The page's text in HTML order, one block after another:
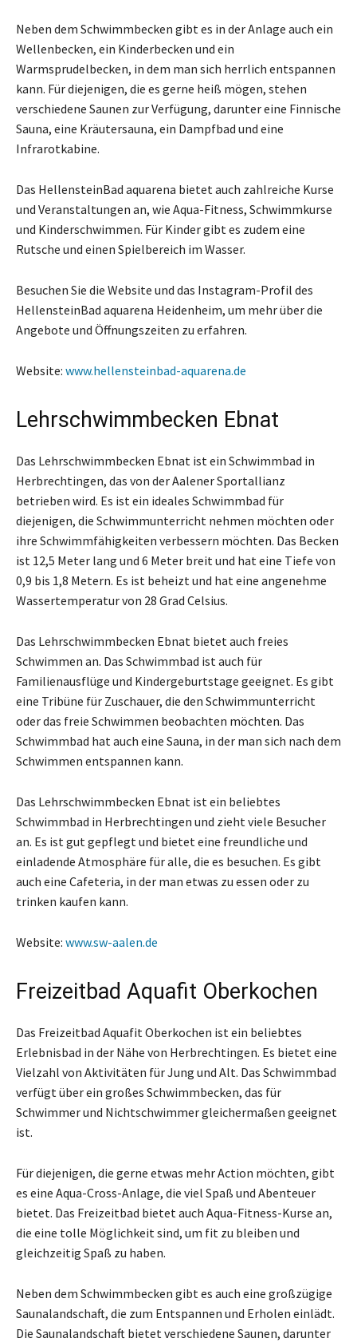
Neben dem Schwimmbecken gibt es in der Anlage auch ein
Wellenbecken, ein Kinderbecken und ein
Warmsprudelbecken, in dem man sich herrlich entspannen
kann. Für diejenigen, die es gerne heiß mögen, stehen
verschiedene Saunen zur Verfügung, darunter eine Finnische
Sauna, eine Kräutersauna, ein Dampfbad und eine
Infrarotkabine.
Das HellensteinBad aquarena bietet auch zahlreiche Kurse
und Veranstaltungen an, wie Aqua-Fitness, Schwimmkurse
und Kinderschwimmen. Für Kinder gibt es zudem eine
Rutsche und einen Spielbereich im Wasser.
Besuchen Sie die Website und das Instagram-Profil des
HellensteinBad aquarena Heidenheim, um mehr über die
Angebote und Öffnungszeiten zu erfahren.
Website: www.hellensteinbad-aquarena.de
Lehrschwimmbecken Ebnat
Das Lehrschwimmbecken Ebnat ist ein Schwimmbad in
Herbrechtingen, das von der Aalener Sportallianz
betrieben wird. Es ist ein ideales Schwimmbad für
diejenigen, die Schwimmunterricht nehmen möchten oder
ihre Schwimmfähigkeiten verbessern möchten. Das Becken
ist 12,5 Meter lang und 6 Meter breit und hat eine Tiefe von
0,9 bis 1,8 Metern. Es ist beheizt und hat eine angenehme
Wassertemperatur von 28 Grad Celsius.
Das Lehrschwimmbecken Ebnat bietet auch freies
Schwimmen an. Das Schwimmbad ist auch für
Familienausflüge und Kindergeburtstage geeignet. Es gibt
eine Tribüne für Zuschauer, die den Schwimmunterricht
oder das freie Schwimmen beobachten möchten. Das
Schwimmbad hat auch eine Sauna, in der man sich nach dem
Schwimmen entspannen kann.
Das Lehrschwimmbecken Ebnat ist ein beliebtes
Schwimmbad in Herbrechtingen und zieht viele Besucher
an. Es ist gut gepflegt und bietet eine freundliche und
einladende Atmosphäre für alle, die es besuchen. Es gibt
auch eine Cafeteria, in der man etwas zu essen oder zu
trinken kaufen kann.
Website: www.sw-aalen.de
Freizeitbad Aquafit Oberkochen
Das Freizeitbad Aquafit Oberkochen ist ein beliebtes
Erlebnisbad in der Nähe von Herbrechtingen. Es bietet eine
Vielzahl von Aktivitäten für Jung und Alt. Das Schwimmbad
verfügt über ein großes Schwimmbecken, das für
Schwimmer und Nichtschwimmer gleichermaßen geeignet
ist.
Für diejenigen, die gerne etwas mehr Action möchten, gibt
es eine Aqua-Cross-Anlage, die viel Spaß und Abenteuer
bietet. Das Freizeitbad bietet auch Aqua-Fitness-Kurse an,
die eine tolle Möglichkeit sind, um fit zu bleiben und
gleichzeitig Spaß zu haben.
Neben dem Schwimmbecken gibt es auch eine großzügige
Saunalandschaft, die zum Entspannen und Erholen einlädt.
Die Saunalandschaft bietet verschiedene Saunen, darunter